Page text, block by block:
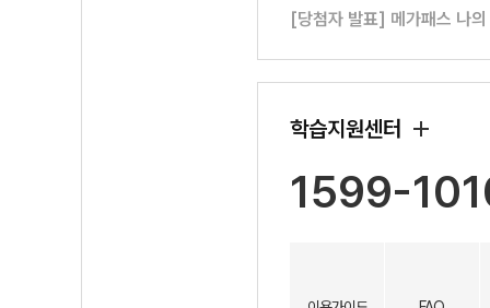
[당첨자 발표] 메가패스 나
학습지원센터
1599-